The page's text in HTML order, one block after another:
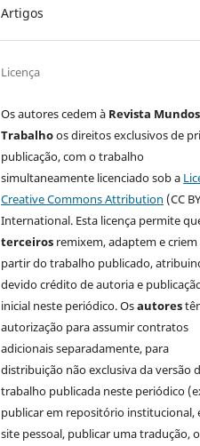
Artigos
Licença
Os autores cedem à Revista
Trabalhoos direitos exclusivos de
publicação, com o trabalho
simultaneamente licenciado sob a
Creative Commons Attribution (CC
International. Esta licença permite
terceiros remixem, adaptem e criem
partir do trabalho publicado,
devido crédito de autoria e
inicial neste periódico. Osautores
autorização para assumir contratos
adicionais separadamente, para
distribuição não exclusiva da versão
trabalho publicada neste periódico
publicar em repositório institucional,
site pessoal, publicar uma tradução,